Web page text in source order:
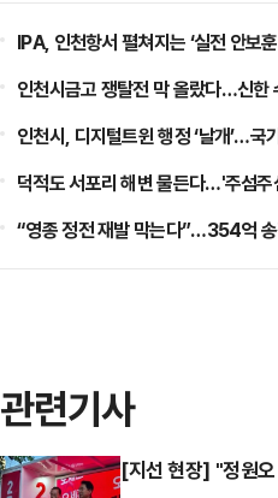
IPA, 인천항서 펼쳐지는 ‘실전 안보
인천시금고 쟁탈전 막 올랐다…신한
인천시, 디지털트윈 행정 ‘날개’…국
덕적도 서포리 해변 물든다…'주섬
“영종 정전 재발 막는다”…354억 송
관련기사
[지선 현장] "정원